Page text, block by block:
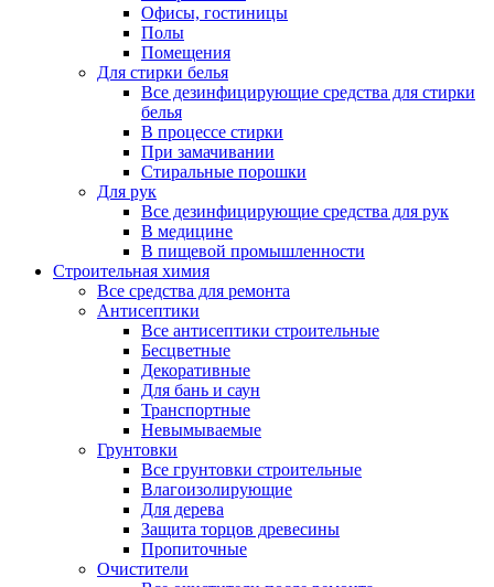
Офисы, гостиницы
Полы
Помещения
Для стирки белья
Все дезинфицирующие средства для стирки
белья
В процессе стирки
При замачивании
Стиральные порошки
Для рук
Все дезинфицирующие средства для рук
В медицине
В пищевой промышленности
Строительная химия
Все средства для ремонта
Антисептики
Все антисептики строительные
Бесцветные
Декоративные
Для бань и саун
Транспортные
Невымываемые
Грунтовки
Все грунтовки строительные
Влагоизолирующие
Для дерева
Защита торцов древесины
Пропиточные
Очистители